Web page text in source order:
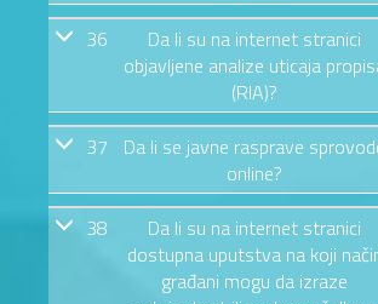
36
Da li su na internet stranici
objavljene analize uticaja
(RIA)?
37
Da li se javne rasprave
online?
38
Da li su na internet stranici
dostupna uputstva na koji
građani mogu da izraze